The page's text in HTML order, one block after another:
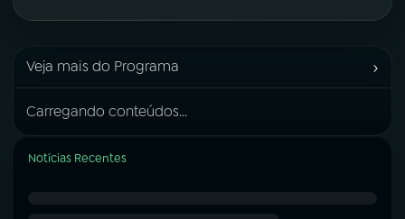
Veja mais do Programa ›
Carregando conteúdos...
Notícias Recentes